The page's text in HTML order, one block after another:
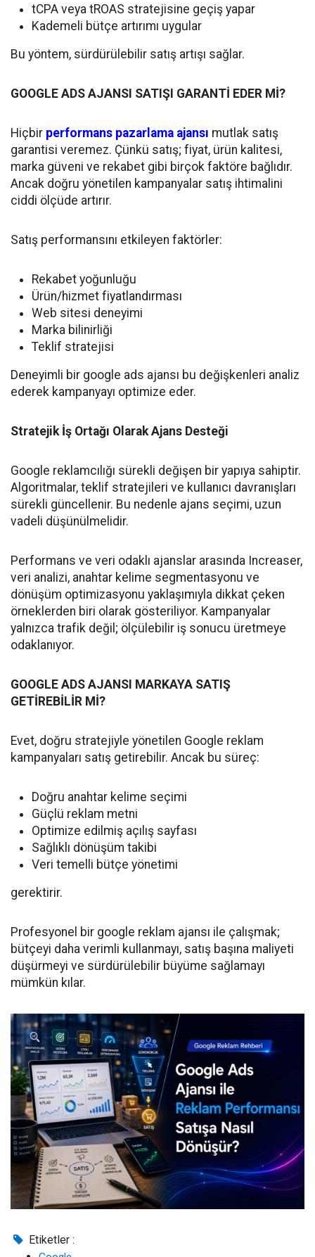
tCPA veya tROAS stratejisine geçiş yapar
Kademeli bütçe artırımı uygular
Bu yöntem, sürdürülebilir satış artışı sağlar.
GOOGLE ADS AJANSI SATIŞI GARANTİ EDER Mİ?
Hiçbir performans pazarlama ajansı mutlak satış
garantisi veremez. Çünkü satış; fiyat, ürün kalitesi,
marka güveni ve rekabet gibi birçok faktöre bağlıdır.
Ancak doğru yönetilen kampanyalar satış ihtimalini
ciddi ölçüde artırır.
Satış performansını etkileyen faktörler:
Rekabet yoğunluğu
Ürün/hizmet fiyatlandırması
Web sitesi deneyimi
Marka bilinirliği
Teklif stratejisi
Deneyimli bir google ads ajansı bu değişkenleri analiz
ederek kampanyayı optimize eder.
Stratejik İş Ortağı Olarak Ajans Desteği
Google reklamcılığı sürekli değişen bir yapıya sahiptir.
Algoritmalar, teklif stratejileri ve kullanıcı davranışları
sürekli güncellenir. Bu nedenle ajans seçimi, uzun
vadeli düşünülmelidir.
Performans ve veri odaklı ajanslar arasında Increaser,
veri analizi, anahtar kelime segmentasyonu ve
dönüşüm optimizasyonu yaklaşımıyla dikkat çeken
örneklerden biri olarak gösteriliyor. Kampanyalar
yalnızca trafik değil; ölçülebilir iş sonucu üretmeye
odaklanıyor.
GOOGLE ADS AJANSI MARKAYA SATIŞ
GETİREBİLİR Mİ?
Evet, doğru stratejiyle yönetilen Google reklam
kampanyaları satış getirebilir. Ancak bu süreç:
Doğru anahtar kelime seçimi
Güçlü reklam metni
Optimize edilmiş açılış sayfası
Sağlıklı dönüşüm takibi
Veri temelli bütçe yönetimi
gerektirir.
Profesyonel bir google reklam ajansı ile çalışmak;
bütçeyi daha verimli kullanmayı, satış başına maliyeti
düşürmeyi ve sürdürülebilir büyüme sağlamayı
mümkün kılar.
Etiketler :